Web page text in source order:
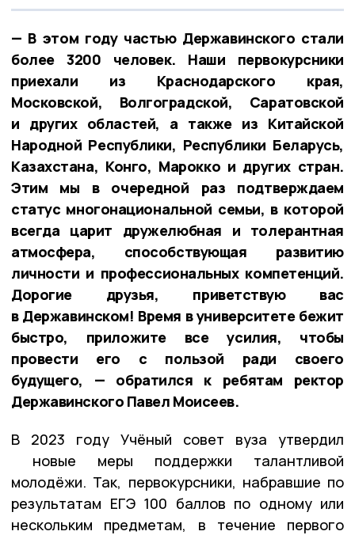
— В этом году частью Державинского стали
более 3200 человек. Наши первокурсники
приехали из Краснодарского края,
Московской, Волгоградской, Саратовской
и других областей, а также из Китайской
Народной Республики, Республики Беларусь,
Казахстана, Конго, Марокко и других стран.
Этим мы в очередной раз подтверждаем
статус многонациональной семьи, в которой
всегда царит дружелюбная и толерантная
атмосфера, способствующая развитию
личности и профессиональных компетенций.
Дорогие друзья, приветствую вас
в Державинском! Время в университете бежит
быстро, приложите все усилия, чтобы
провести его с пользой ради своего
будущего, — обратился к ребятам ректор
Державинского Павел Моисеев.
В 2023 году Учёный совет вуза утвердил
новые меры поддержки талантливой
молодёжи. Так, первокурсники, набравшие по
результатам ЕГЭ 100 баллов по одному или
нескольким предметам, в течение первого